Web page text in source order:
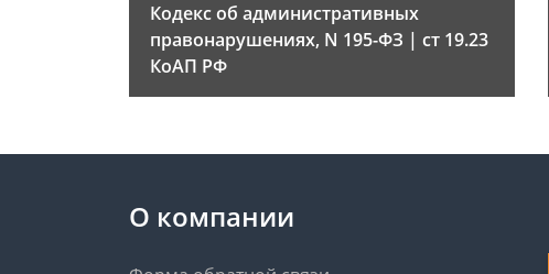
Кодекс об административных
правонарушениях, N 195-ФЗ | ст 19.23
КоАП РФ
О компании